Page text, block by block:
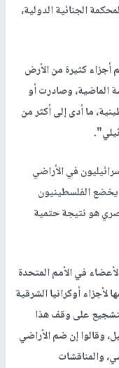
الجنائية الدولية،
أجزاء كثيرة من الأرض
الماضية، وصادرت أو
ما أدى إلى أكثر من
في الأراضي
الفلسطينيون
هو نتيجة حتمية
في الأمم المتحدة
أوكرانيا الشرقية
على وقف هذا
وقالوا إن ضم الأراضي
والمناقشات